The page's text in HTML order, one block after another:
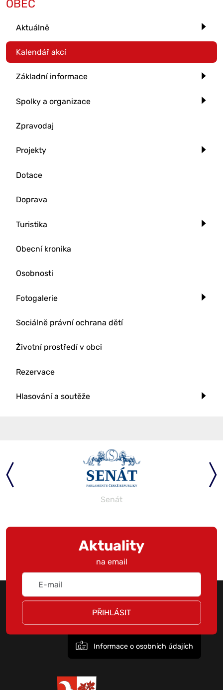
OBEC
Aktuálně
Kalendář akcí
Základní informace
Spolky a organizace
Zpravodaj
Projekty
Dotace
Doprava
Turistika
Obecní kronika
Osobnosti
Fotogalerie
Sociálně právní ochrana dětí
Životní prostředí v obci
Rezervace
Hlasování a soutěže
Senát
Aktuality
na email
PŘIHLÁSIT
Informace o osobních údajích